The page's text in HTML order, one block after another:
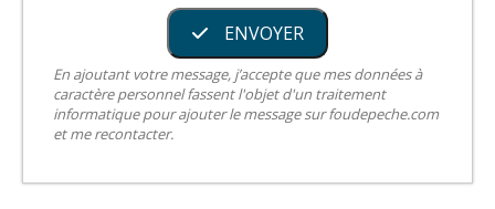
ENVOYER
En ajoutant votre message, j’accepte que mes données à
caractère personnel fassent l'objet d'un traitement
informatique pour ajouter le message sur foudepeche.com
et me recontacter.